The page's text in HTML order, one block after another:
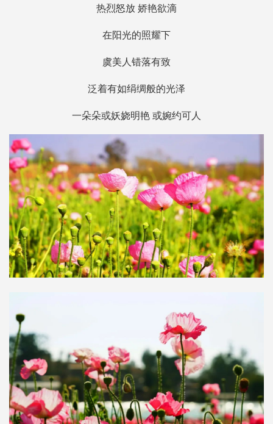
热烈怒放 娇艳欲滴
在阳光的照耀下
虞美人错落有致
泛着有如绢绸般的光泽
一朵朵或妖娆明艳 或婉约可人